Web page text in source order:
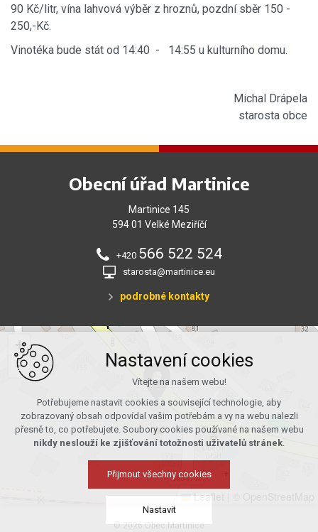
90 Kč/litr, vína lahvová výběr z hroznů, pozdní sběr 150 -
250,-Kč.
Vinotéka bude stát od 14:40 - 14:55 u kulturního domu.
Michal Drápela
starosta obce
Obecní úřad Martinice
Martinice 145
594 01 Velké Meziříčí
+420 566 522 524
starosta@martinice.eu
podrobné kontakty
+
−
Leaflet
© 2026 Obec Martinice
Nastavení cookies
Vítejte na našem webu!
Potřebujeme nastavit cookies a související technologie, aby
zobrazovaný obsah odpovídal vašim potřebám a vy na webu nalezli
přesně to, co potřebujete. Soubory cookies používané na našem webu
nikdy neslouží ke zjišťování totožnosti uživatelů stránek.
Přijmout všechny cookies
Nastavit